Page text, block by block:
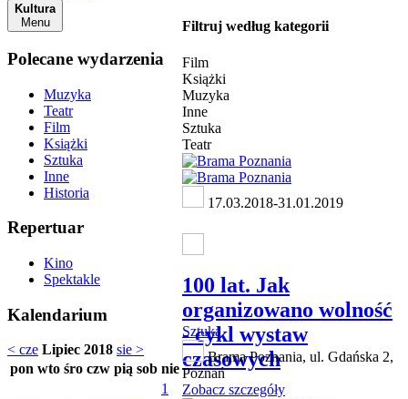
Kultura
Menu
Polecane wydarzenia
Muzyka
Teatr
Film
Książki
Sztuka
Inne
Historia
Repertuar
Kino
Spektakle
Kalendarium
< cze Lipiec 2018 sie >
pon wto śro czw pią sob nie
1
Filtruj według kategorii
Film
Książki
Muzyka
Inne
Sztuka
Teatr
17.03.2018-31.01.2019
100 lat. Jak
organizowano wolność
- cykl wystaw
czasowych
Sztuka
Brama Poznania, ul. Gdańska 2,
Poznań
Zobacz szczegóły